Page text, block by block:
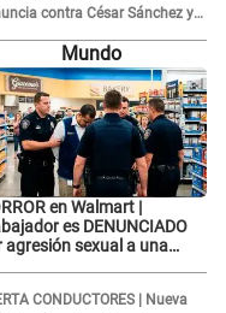
contra César Sánchez y
al dueño de 'La Bella
Mundo
en Walmart |
es DENUNCIADO
agresión sexual a una
CONDUCTORES | Nueva